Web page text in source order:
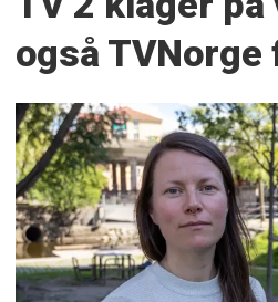
også TVNorge